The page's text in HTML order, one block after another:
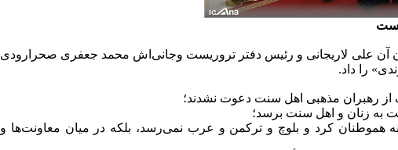
آن علی لاریجانی و رئیس دفتر تروریست وجانی‌اش محمد جعفری صحرارودی
را داد.
از رهبران مذهبی اهل سنت دعوت نشدند؛
به زنان و اهل سنت برسد؛
هموطنان کرد و بلوچ و ترکمن و عرب نمی‌رسد، بلکه در میان معاونت‌ها و